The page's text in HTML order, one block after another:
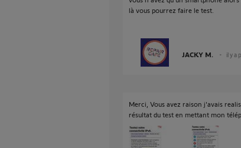
là vous pourrez faire le test.
JACKY M. il y a
Merci, Vous avez raison j'avais
résultat du test en mettant mon